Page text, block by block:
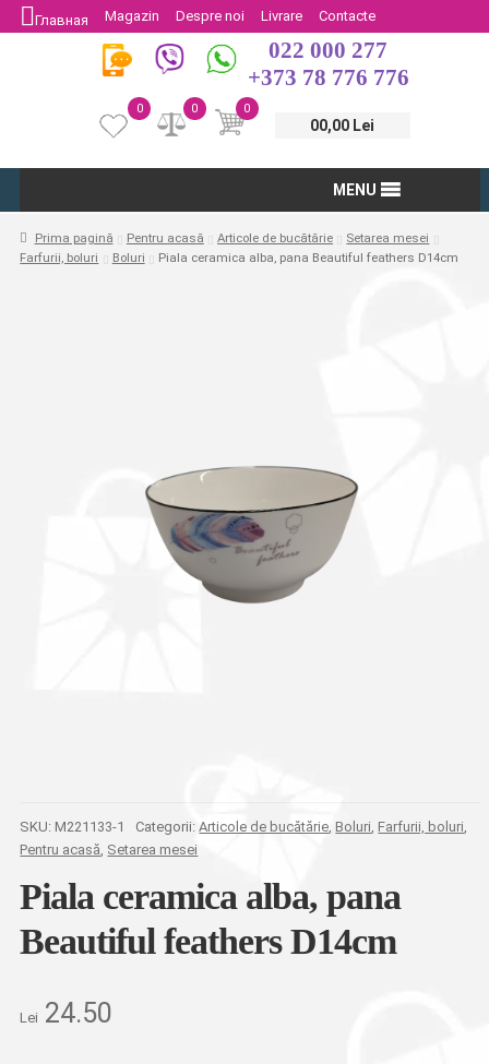
Главная Magazin Despre noi Livrare
Contacte
Protectia Consumatorului
Întoarcere
022 000 277
+373 78 776 776
0
00,00 Lei
0
0
MENU
Prima pagină Pentru acasă Articole de bucătărie
Setarea mesei
Farfurii, boluri
Boluri Piala ceramica alba, pana Beautiful feathers D14cm
SKU: M221133-1 Categorii:Articole de bucătărie,Boluri, Farfurii, boluri,
Pentru acasă, Setarea mesei
Piala ceramica alba, pana
Beautiful feathers D14cm
Lei 24.50